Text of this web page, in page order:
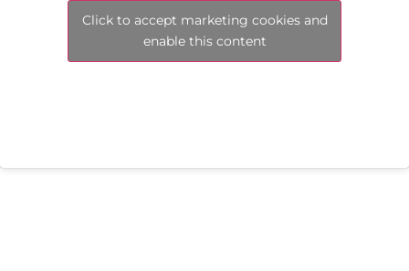
Click to accept marketing cookies and
enable this content